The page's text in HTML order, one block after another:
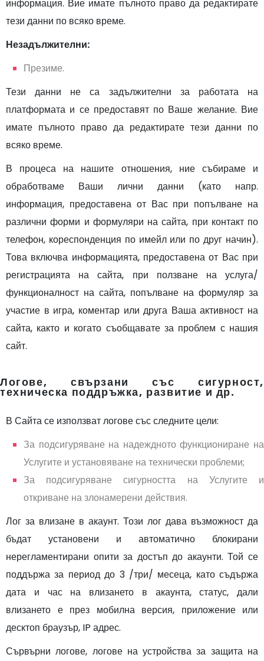
информация. Вие имате пълното право да редактирате
тези данни по всяко време.
Незадължителни:
Презиме.
​Тези данни не са задължителни за работата на
платформата и се предоставят по Ваше желание. Вие
имате пълното право да редактирате тези данни по
всяко време.
В процеса на нашите отношения, ние събираме и
обработваме Ваши лични данни (като напр.
информация, предоставена от Вас при попълване на
различни форми и формуляри на сайта, при контакт по
телефон, кореспонденция по имейл или по друг начин).
Това включва информацията, предоставена от Вас при
регистрацията на сайта, при ползване на услуга/
функционалност на сайта, попълване на формуляр за
участие в игра, коментар или друга Ваша активност на
сайта, както и когато съобщавате за проблем с нашия
сайт.
Логове, свързани със сигурност,
техническа поддръжка, развитие и др.
В Сайта се използват логове със следните цели:
За подсигуряване на надеждното функциониране на
Услугите и установяване на технически проблеми;
За подсигуряване сигурността на Услугите и
откриване на злонамерени действия.
Лог за влизане в акаунт. Този лог дава възможност да
бъдат установени и автоматично блокирани
нерегламентирани опити за достъп до акаунти. Той се
поддържа за период до 3 /три/ месеца, като съдържа
дата и час на влизането в акаунта, статус, дали
влизането е през мобилна версия, приложение или
десктоп браузър, IP адрес.
Сървърни логове, логове на устройства за защита на